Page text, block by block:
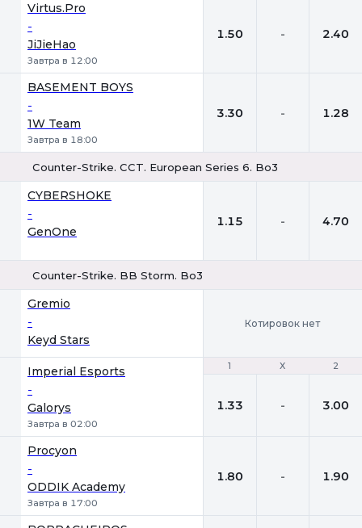
Virtus.Pro
-
JiJieHao
Завтра в 12:00
1.50 - 2.40
BASEMENT BOYS
-
1W Team
Завтра в 18:00
3.30 - 1.28
Counter-Strike. CCT. European Series 6. Bo3
CYBERSHOKE
-
GenOne
1.15 - 4.70
Counter-Strike. BB Storm. Bo3
Gremio
-
Keyd Stars
Котировок нет
1 Х 2
Imperial Esports
-
Galorys
Завтра в 02:00
1 Х 2
1.33 - 3.00
Procyon
-
ODDIK Academy
Завтра в 17:00
1.80 - 1.90